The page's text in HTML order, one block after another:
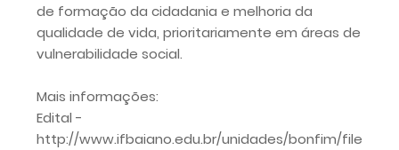
de formação da cidadania e melhoria da
qualidade de vida, prioritariamente em áreas de
vulnerabilidade social.
Mais informações:
Edital -
http://www.ifbaiano.edu.br/unidades/bonfim/file